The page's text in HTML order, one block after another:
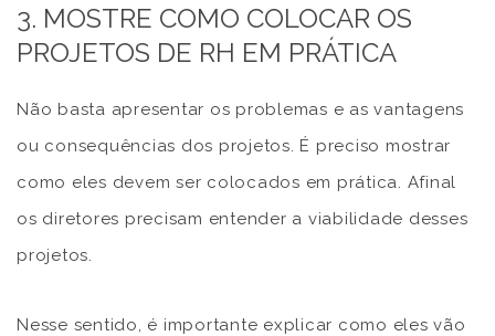
3. MOSTRE COMO COLOCAR OS
PROJETOS DE RH EM PRÁTICA
Não basta apresentar os problemas e as vantagens
ou consequências dos projetos. É preciso mostrar
como eles devem ser colocados em prática. Afinal
os diretores precisam entender a viabilidade desses
projetos.
Nesse sentido, é importante explicar como eles vão